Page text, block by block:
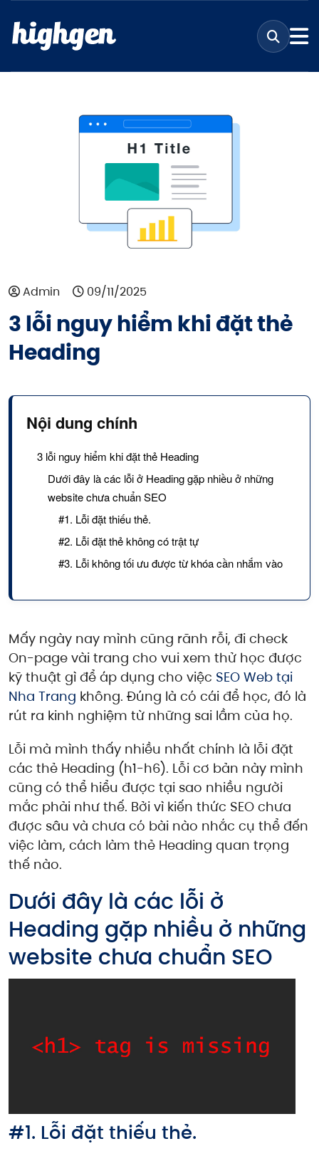
Admin 09/11/2025
3 lỗi nguy hiểm khi đặt thẻ
Heading
Nội dung chính
3 lỗi nguy hiểm khi đặt thẻ Heading
Dưới đây là các lỗi ở Heading gặp nhiều ở những
website chưa chuẩn SEO
#1. Lỗi đặt thiếu thẻ.
#2. Lỗi đặt thẻ không có trật tự
#3. Lỗi không tối ưu được từ khóa cần nhắm vào
Mấy ngày nay mình cũng rãnh rỗi, đi check
On-page vài trang cho vui xem thử học được
kỹ thuật gì để áp dụng cho việc SEO Web tại
Nha Trang không. Đúng là có cái để học, đó là
rút ra kinh nghiệm từ những sai lầm của họ.
Lỗi mà mình thấy nhiều nhất chính là lỗi đặt
các thẻ Heading (h1-h6). Lỗi cơ bản này mình
cũng có thể hiểu được tại sao nhiều người
mắc phải như thế. Bởi vì kiến thức SEO chưa
được sâu và chưa có bài nào nhắc cụ thể đến
việc làm, cách làm thẻ Heading quan trọng
thế nào.
Dưới đây là các lỗi ở
Heading gặp nhiều ở những
website chưa chuẩn SEO
#1. Lỗi đặt thiếu thẻ.